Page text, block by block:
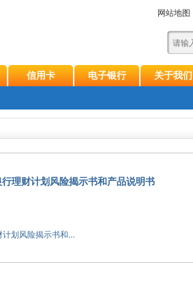
网站地图
信用卡 电子银行 关于我们
理财计划风险揭示书和产品说明书
温州银行“金鹿理财-乐得富”14013期银行理财计划风险揭示书和产品说明书.doc